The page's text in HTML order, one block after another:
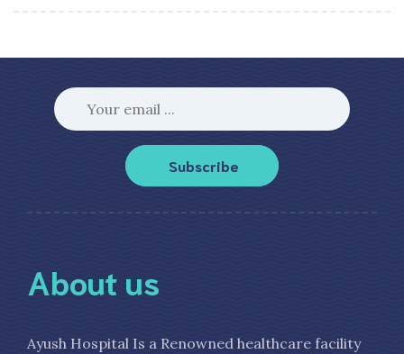
Subscribe
About us
Ayush Hospital Is a Renowned healthcare facility